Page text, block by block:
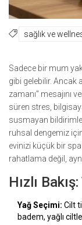
sağlık ve
Sadece bir mum
gibi gelebilir. Ancak
zamanı" mesajını
süren stres,
susmayan bildirimler
ruhsal dengemiz
evinizi küçük bir
rahatlama değil,
Hızlı
Yağ Seçimi: Cilt
badem, yağlı